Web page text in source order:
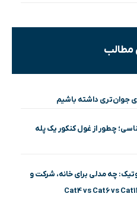
مطالب
جوان‌تری داشته باشیم
چطور از غول کنکور یک پله
چه مدلی برای خانه، شرکت و